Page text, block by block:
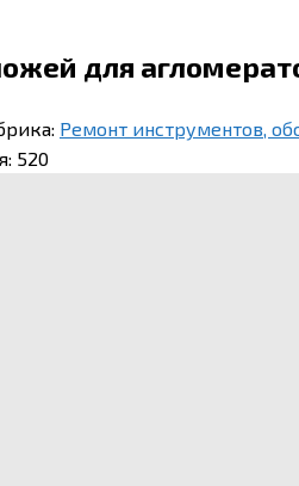
для
Ремонт инструментов,
520